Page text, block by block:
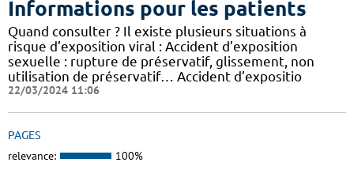
Informations pour les patients
Quand consulter ? Il existe plusieurs situations à
risque d’exposition viral : Accident d’exposition
sexuelle : rupture de préservatif, glissement, non
utilisation de préservatif… Accident d’expositio
22/03/2024 11:06
PAGES
relevance: 100%